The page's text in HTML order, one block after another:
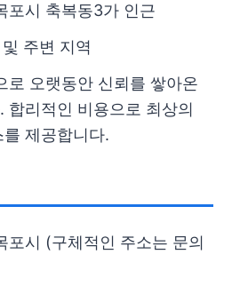
포시 축복동3가 인근
주변 지역
로 오랫동안 신뢰를 쌓아온
합리적인 비용으로 최상의
제공합니다.
포시 (구체적인 주소는 문의